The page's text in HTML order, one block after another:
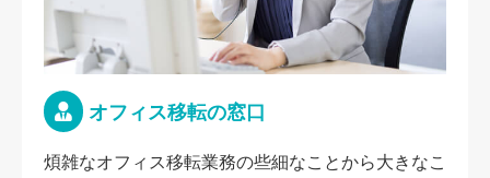
オフィス移転の窓口
煩雑なオフィス移転業務の些細なことから大きなこ